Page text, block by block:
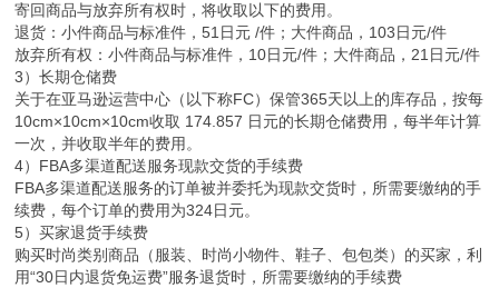
寄回商品与放弃所有权时，将收取以下的费用。
退货：小件商品与标准件，51日元 /件；大件商品，103日元/件
放弃所有权：小件商品与标准件，10日元/件；大件商品，21日元/件
3）长期仓储费
关于在亚马逊运营中心（以下称FC）保管365天以上的库存品，按每
10cm×10cm×10cm收取 174.857 日元的长期仓储费用，每半年计算
一次，并收取半年的费用。
4）FBA多渠道配送服务现款交货的手续费
FBA多渠道配送服务的订单被并委托为现款交货时，所需要缴纳的手
续费，每个订单的费用为324日元。
5）买家退货手续费
购买时尚类别商品（服装、时尚小物件、鞋子、包包类）的买家，利
用“30日内退货免运费”服务退货时，所需要缴纳的手续费